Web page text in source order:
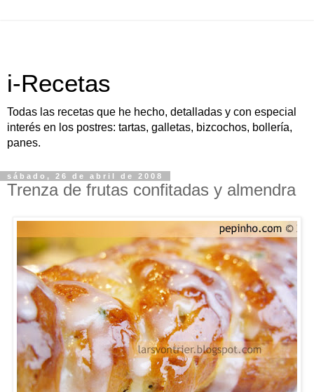
i-Recetas
Todas las recetas que he hecho, detalladas y con especial
interés en los postres: tartas, galletas, bizcochos, bollería,
panes.
sábado, 26 de abril de 2008
Trenza de frutas confitadas y almendra